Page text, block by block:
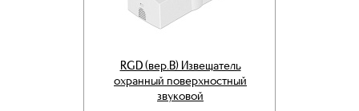
RGD (вер.В) Извещатель
охранный поверхностный
звуковой